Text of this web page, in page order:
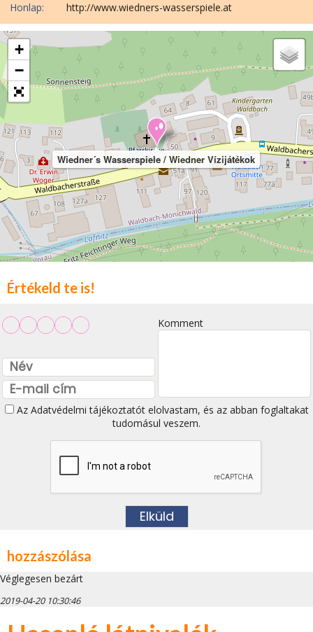
Honlap:
http://www.wiedners-wasserspiele.at
Wiedner´s Wasserspiele / Wiedner Vízijátékok
+
−
Értékeld te is!
Komment
Az Adatvédelmi tájékoztatótelolvastam, és az abban foglaltakat
tudomásul veszem.
hozzászólása
Véglegesen bezárt
2019-04-20 10:30:46